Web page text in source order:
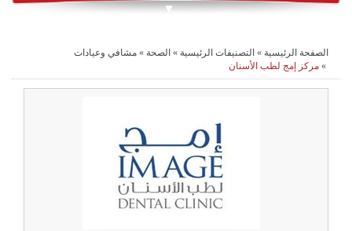
الصفحة الرئيسية » التصنيفات الرئيسية » الصحة » مشافي وعيادات
» مركز إمج لطب الأسنان